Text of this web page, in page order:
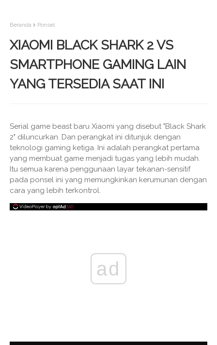
Beranda Ponsel
XIAOMI BLACK SHARK 2 VS
SMARTPHONE GAMING LAIN
YANG TERSEDIA SAAT INI
Serial game beast baru Xiaomi yang disebut "Black Shark
2" diluncurkan. Dan perangkat ini ditunjuk dengan
teknologi gaming ketiga. Ini adalah perangkat pertama
yang membuat game menjadi tugas yang lebih mudah.
Itu semua karena penggunaan layar tekanan-sensitif
pada ponsel ini yang memungkinkan kerumunan dengan
cara yang lebih terkontrol.
ad